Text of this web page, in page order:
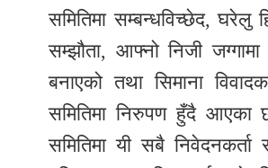
समितिमा सम्बन्धविच्छेद, घरेलु
सम्झौता, आफ्नो निजी
बनाएको तथा सिमाना
समितिमा निरुपण हुँदै आएका
समितिमा यी सबै